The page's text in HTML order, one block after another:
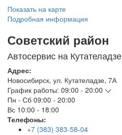
Показать на карте
Подробная информация
Советский район
Автосервис на Кутателадзе
Адрес:
Новосибирск, ул. Кутателадзе, 7А
График работы: 09:00 - 20:00
Пн - Сб 09:00 - 20:00
Вс 10:00 - 18:00
Телефоны:
+7 (383) 383-58-04